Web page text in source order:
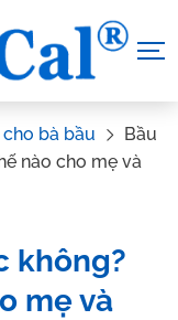
cho bà bầu
Bầu
nào cho mẹ và
không?
mẹ và